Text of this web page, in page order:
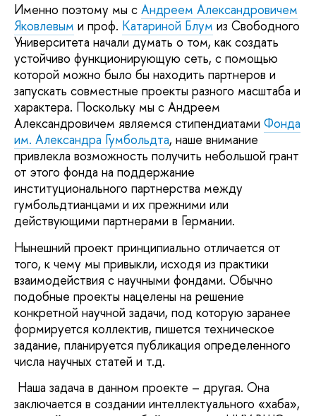
Именно поэтому мы с Андреем Александровичем
Яковлевым и проф. Катариной Блум из Свободного
Университета начали думать о том, как создать
устойчиво функционирующую сеть, с помощью
которой можно было бы находить партнеров и
запускать совместные проекты разного масштаба и
характера. Поскольку мы с Андреем
Александровичем являемся стипендиатами Фонда
им. Александра Гумбольдта, наше внимание
привлекла возможность получить небольшой грант
от этого фонда на поддержание
институционального партнерства между
гумбольдтианцами и их прежними или
действующими партнерами в Германии.
Нынешний проект принципиально отличается от
того, к чему мы привыкли, исходя из практики
взаимодействия с научными фондами. Обычно
подобные проекты нацелены на решение
конкретной научной задачи, под которую заранее
формируется коллектив, пишется техническое
задание, планируется публикация определенного
числа научных статей и т.д.
Наша задача в данном проекте – другая. Она
заключается в создании интеллектуального «хаба»,